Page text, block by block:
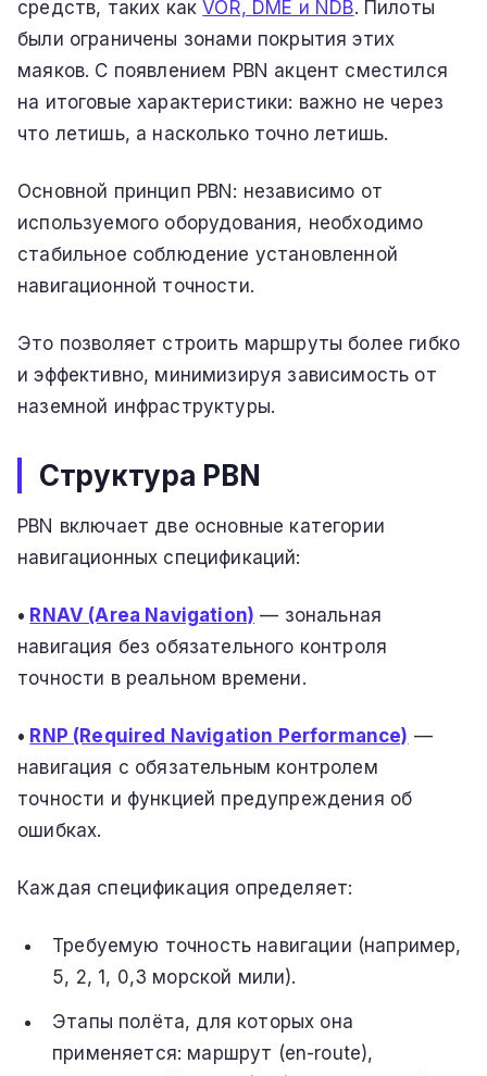
средств, таких какVOR, DME и NDB. Пилоты
были ограничены зонами покрытия этих
маяков. С появлением PBN акцент сместился
на итоговые характеристики: важно не через
что летишь, а насколько точно летишь.
Основной принцип PBN: независимо от
используемого оборудования, необходимо
стабильное соблюдение установленной
навигационной точности.
Это позволяет строить маршруты более гибко
и эффективно, минимизируя зависимость от
наземной инфраструктуры.
Структура PBN
PBN включает две основные категории
навигационных спецификаций:
• RNAV (Area Navigation) — зональная
навигация без обязательного контроля
точности в реальном времени.
• RNP (Required Navigation Performance) —
навигация с обязательным контролем
точности и функцией предупреждения об
ошибках.
Каждая спецификация определяет:
Требуемую точность навигации (например,
5, 2, 1, 0,3 морской мили).
Этапы полёта, для которых она
применяется: маршрут (en-route),